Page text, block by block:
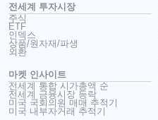
전세계 투자시장
주식
ETF
인덱스
상품/원자재/파생
외환
마켓 인사이트
전세계 통합 시가총액 순
전세계 금융시장 등락
미국 국회의원 매매 추적기
미국 내부자거래 추적기